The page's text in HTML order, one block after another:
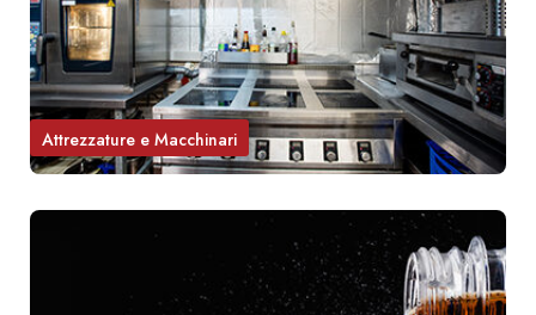
Attrezzature e Macchinari